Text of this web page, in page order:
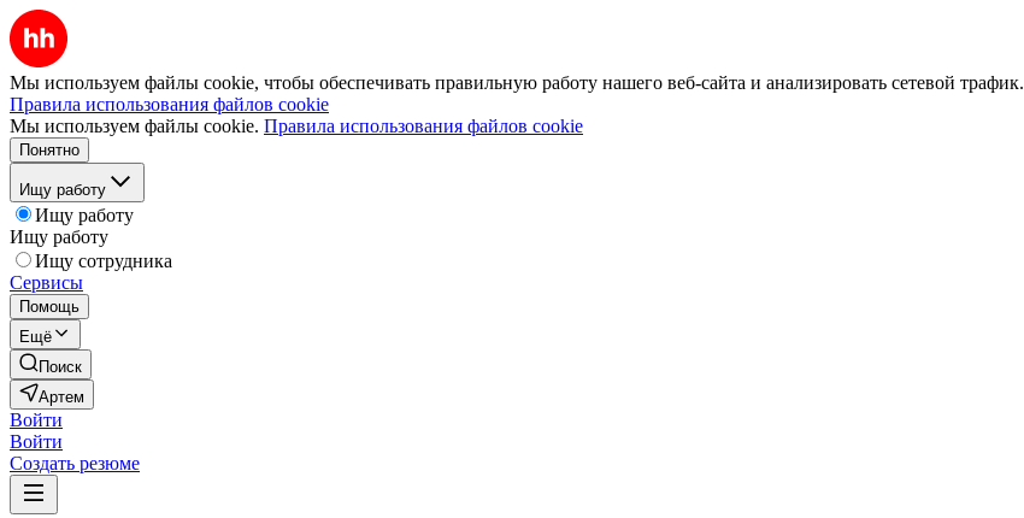
Мы используем файлы cookie, чтобы обеспечивать правильную работу нашего веб-сайта и анализировать сетевой трафик.
Правила использования файлов cookie
Мы используем файлы cookie. Правила использования файлов cookie
Понятно
Ищу работу
Ищу работу
Ищу работу
Ищу сотрудника
Сервисы
Помощь
Ещё
Поиск
Артем
Войти
Войти
Создать резюме